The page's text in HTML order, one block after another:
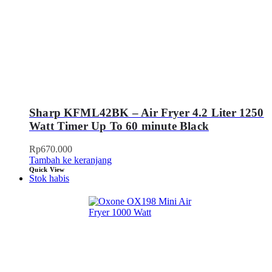
Sharp KFML42BK – Air Fryer 4.2 Liter 1250
Watt Timer Up To 60 minute Black
Rp670.000
Tambah ke keranjang
Quick View
Stok habis